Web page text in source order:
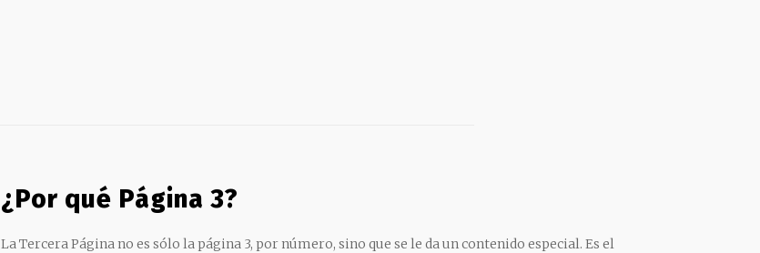
¿Por qué Página 3?
La Tercera Página no es sólo la página 3, por número, sino que se le da un contenido especial. Es el